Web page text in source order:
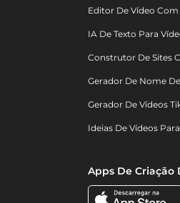
Editor De Vídeo
IA De Texto Para
Construtor De Sites
Gerador De Nome
Gerador De Vídeos
Ideias De Vídeos
Apps De Criação